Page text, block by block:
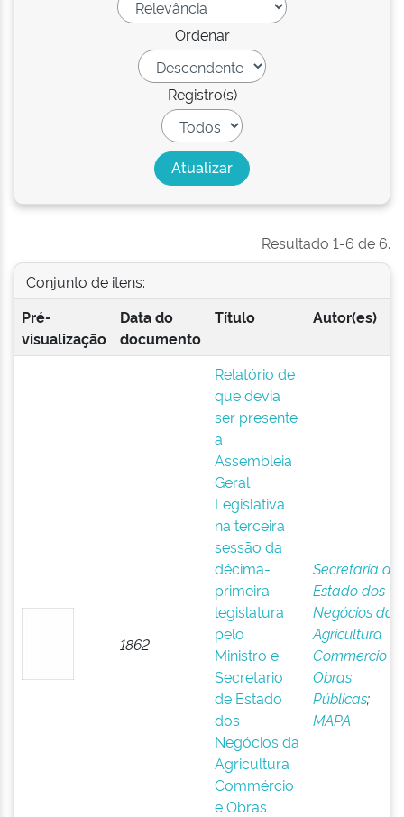
Ordenar
Registro(s)
Resultado 1-6 de 6.
Conjunto de itens:
Pré-
visualização
Data do
documento
Título Autor(es)
1862
Relatório de
que devia
ser presente
a
Assembleia
Geral
Legislativa
na terceira
sessão da
décima-
primeira
legislatura
pelo
Ministro e
Secretario
de Estado
dos
Negócios da
Agricultura
Commércio
e Obras
Secretaria de
Estado dos
Negócios da
Agricultura
Commercio e
Obras
Públicas;
MAPA